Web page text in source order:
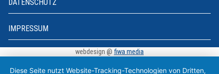
DATENSCHUTZ
IMPRESSUM
webdesign @ fiwa media
Diese Seite nutzt Website-Tracking-Technologien von Dritten,